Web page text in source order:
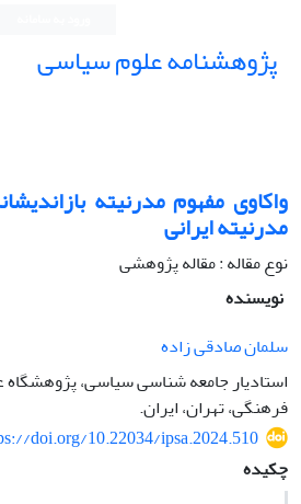
پژوهشنامه علوم سیاسی
واکاوی مفهوم مدرنیته
مدرنیته ایرانی
نوع مقاله : مقاله پژوهشی
نویسنده
سلمان صادقی زاده
استادیار جامعه شناسی سیاسی، پژوهشگاه
فرهنگی، تهران، ایران.
doi.org/10.22034/ipsa.2024.510
چکیده